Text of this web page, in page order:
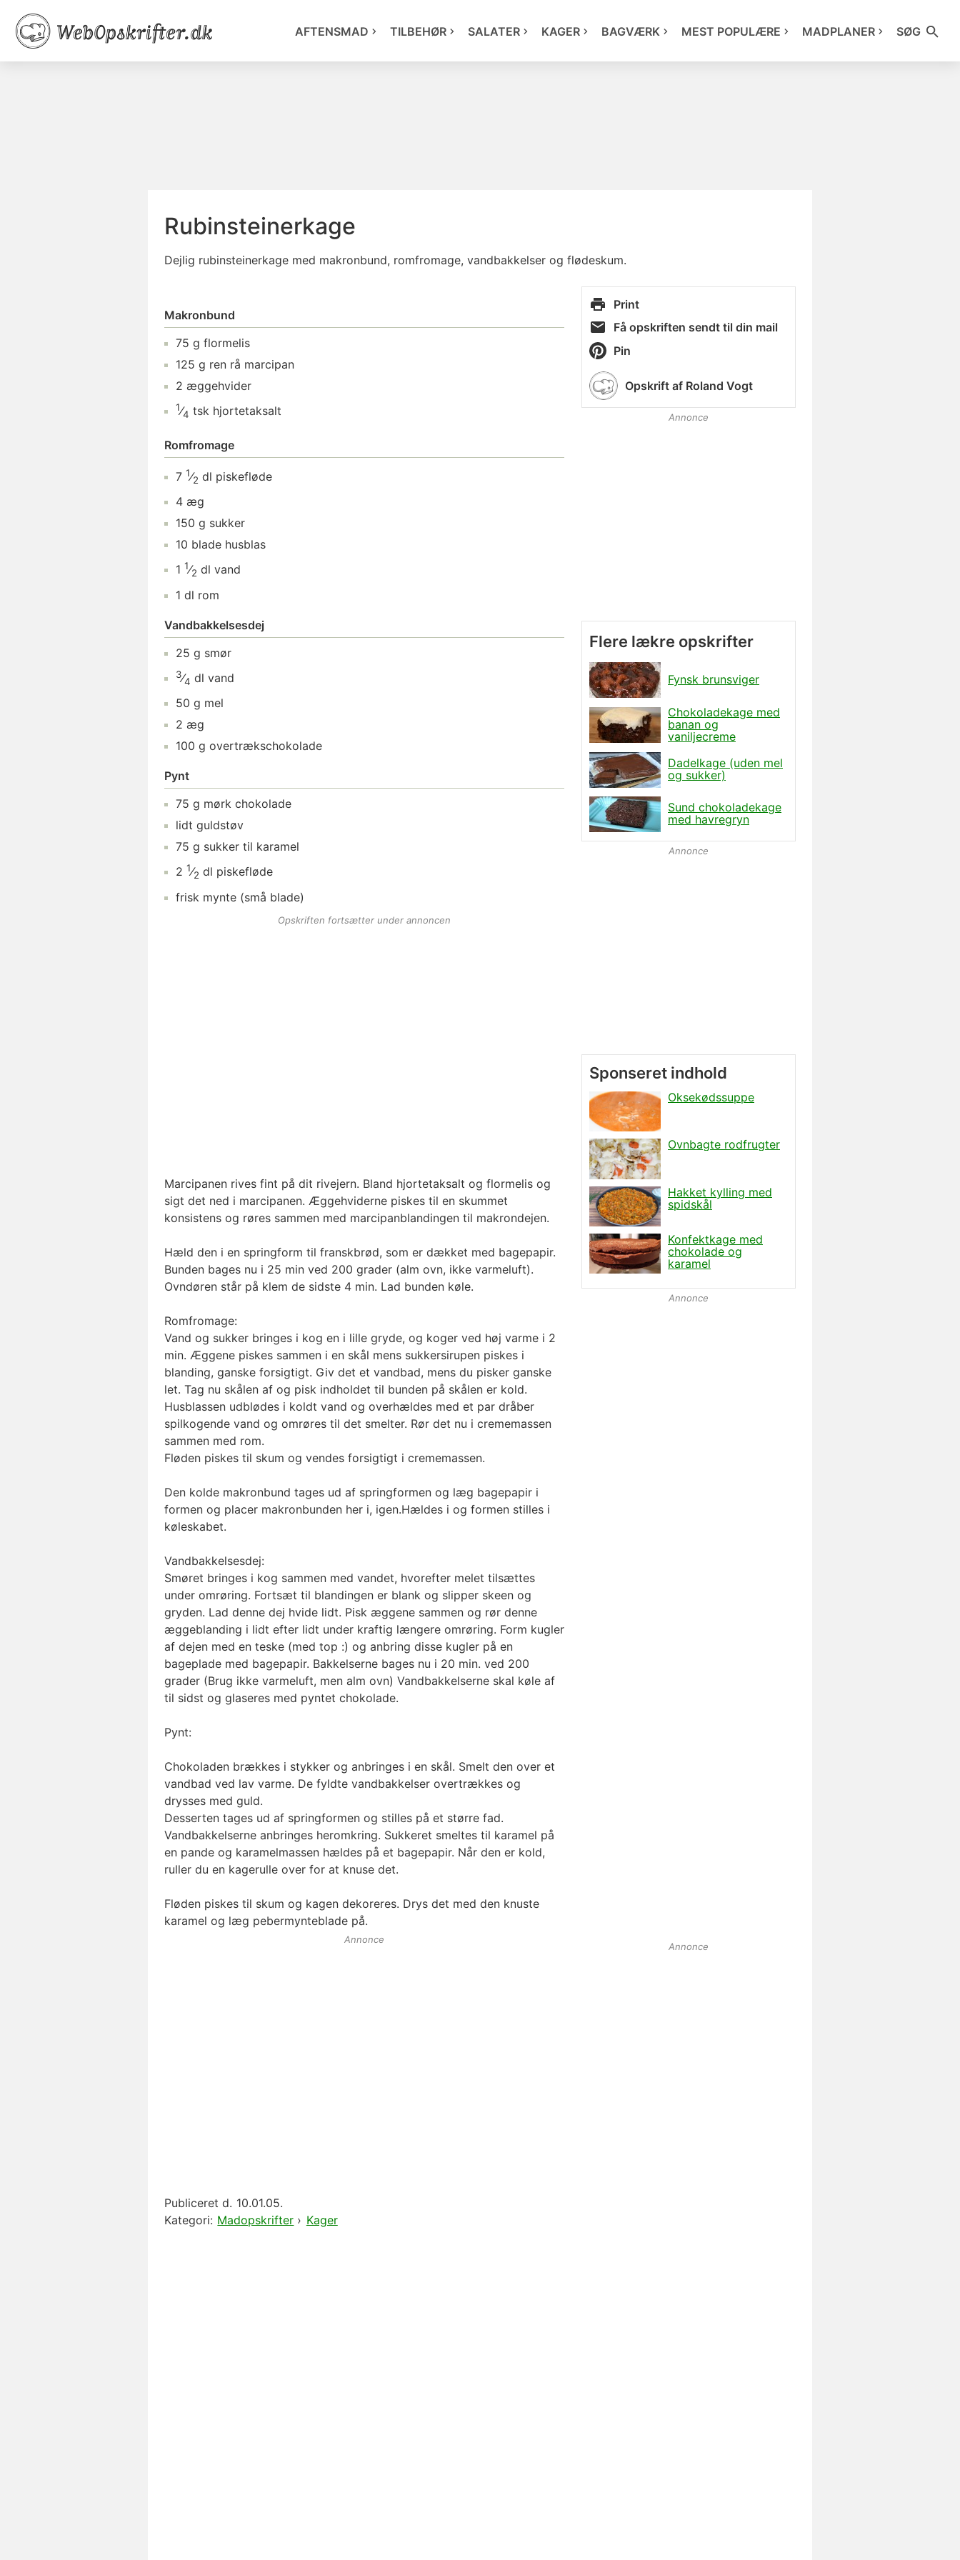
AFTENSMAD TILBEHØR SALATER KAGER BAGVÆRK MEST POPULÆRE MADPLANER SØG
Rubinsteinerkage
Dejlig rubinsteinerkage med makronbund, romfromage, vandbakkelser og flødeskum.
Makronbund
75 g flormelis
125 g ren rå marcipan
2 æggehvider
1⁄4 tsk hjortetaksalt
Romfromage
7 1⁄2 dl piskefløde
4 æg
150 g sukker
10 blade husblas
1 1⁄2 dl vand
1 dl rom
Vandbakkelsesdej
25 g smør
3⁄4 dl vand
50 g mel
2 æg
100 g overtrækschokolade
Pynt
75 g mørk chokolade
lidt guldstøv
75 g sukker til karamel
2 1⁄2 dl piskefløde
frisk mynte (små blade)
Opskriften fortsætter under annoncen
Marcipanen rives fint på dit rivejern. Bland hjortetaksalt og flormelis og
sigt det ned i marcipanen. Æggehviderne piskes til en skummet
konsistens og røres sammen med marcipanblandingen til makrondejen.
Hæld den i en springform til franskbrød, som er dækket med bagepapir.
Bunden bages nu i 25 min ved 200 grader (alm ovn, ikke varmeluft).
Ovndøren står på klem de sidste 4 min. Lad bunden køle.
Romfromage:
Vand og sukker bringes i kog en i lille gryde, og koger ved høj varme i 2
min. Æggene piskes sammen i en skål mens sukkersirupen piskes i
blanding, ganske forsigtigt. Giv det et vandbad, mens du pisker ganske
let. Tag nu skålen af og pisk indholdet til bunden på skålen er kold.
Husblassen udblødes i koldt vand og overhældes med et par dråber
spilkogende vand og omrøres til det smelter. Rør det nu i crememassen
sammen med rom.
Fløden piskes til skum og vendes forsigtigt i crememassen.
Den kolde makronbund tages ud af springformen og læg bagepapir i
formen og placer makronbunden her i, igen.Hældes i og formen stilles i
køleskabet.
Vandbakkelsesdej:
Smøret bringes i kog sammen med vandet, hvorefter melet tilsættes
under omrøring. Fortsæt til blandingen er blank og slipper skeen og
gryden. Lad denne dej hvide lidt. Pisk æggene sammen og rør denne
æggeblanding i lidt efter lidt under kraftig længere omrøring. Form kugler
af dejen med en teske (med top :) og anbring disse kugler på en
bageplade med bagepapir. Bakkelserne bages nu i 20 min. ved 200
grader (Brug ikke varmeluft, men alm ovn) Vandbakkelserne skal køle af
til sidst og glaseres med pyntet chokolade.
Pynt:
Chokoladen brækkes i stykker og anbringes i en skål. Smelt den over et
vandbad ved lav varme. De fyldte vandbakkelser overtrækkes og
drysses med guld.
Desserten tages ud af springformen og stilles på et større fad.
Vandbakkelserne anbringes heromkring. Sukkeret smeltes til karamel på
en pande og karamelmassen hældes på et bagepapir. Når den er kold,
ruller du en kagerulle over for at knuse det.
Fløden piskes til skum og kagen dekoreres. Drys det med den knuste
karamel og læg pebermynteblade på.
Annonce
Publiceret d. 10.01.05.
Kategori: Madopskrifter › Kager
Print
Få opskriften sendt til din mail
Pin
Opskrift af Roland Vogt
Annonce
Flere lækre opskrifter
Fynsk brunsviger
Chokoladekage med
banan og
vaniljecreme
Dadelkage (uden mel
og sukker)
Sund chokoladekage
med havregryn
Annonce
Annonce
Annonce